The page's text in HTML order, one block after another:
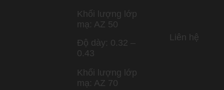
Khối lượng lớp
mạ: AZ 50
Độ dày: 0.32 –
0.43
Liên hệ
Khối lượng lớp
mạ: AZ 70